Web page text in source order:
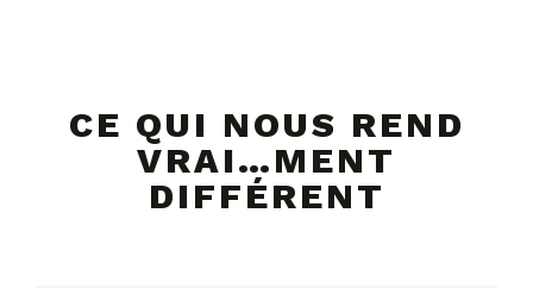
CE QUI NOUS REND
VRAI…MENT
DIFFÉRENT